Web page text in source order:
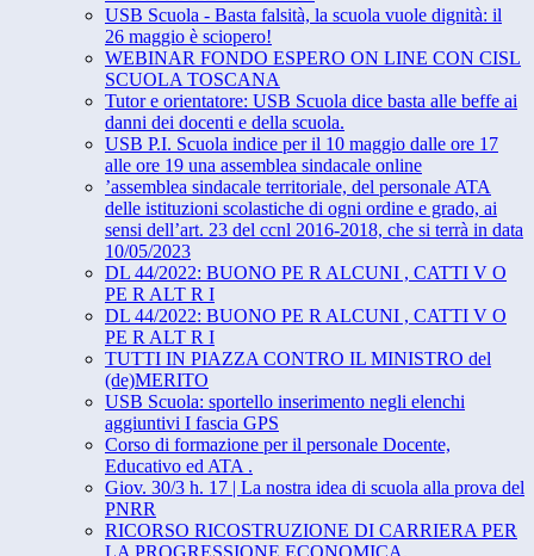
USB Scuola - Basta falsità, la scuola vuole dignità: il
26 maggio è sciopero!
WEBINAR FONDO ESPERO ON LINE CON CISL
SCUOLA TOSCANA
Tutor e orientatore: USB Scuola dice basta alle beffe ai
danni dei docenti e della scuola.
USB P.I. Scuola indice per il 10 maggio dalle ore 17
alle ore 19 una assemblea sindacale online
’assemblea sindacale territoriale, del personale ATA
delle istituzioni scolastiche di ogni ordine e grado, ai
sensi dell’art. 23 del ccnl 2016-2018, che si terrà in data
10/05/2023
DL 44/2022: BUONO PE R ALCUNI , CATTI V O
PE R ALT R I
DL 44/2022: BUONO PE R ALCUNI , CATTI V O
PE R ALT R I
TUTTI IN PIAZZA CONTRO IL MINISTRO del
(de)MERITO
USB Scuola: sportello inserimento negli elenchi
aggiuntivi I fascia GPS
Corso di formazione per il personale Docente,
Educativo ed ATA .
Giov. 30/3 h. 17 | La nostra idea di scuola alla prova del
PNRR
RICORSO RICOSTRUZIONE DI CARRIERA PER